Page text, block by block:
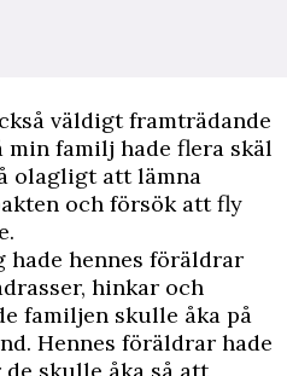
väldigt framträdande
min familj hade flera skäl
olagligt att lämna
och försök att fly
hade hennes föräldrar
hinkar och
familjen skulle åka på
Hennes föräldrar hade